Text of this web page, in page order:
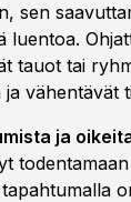
sen
luentoa.
tauot tai
vähentävät
ja